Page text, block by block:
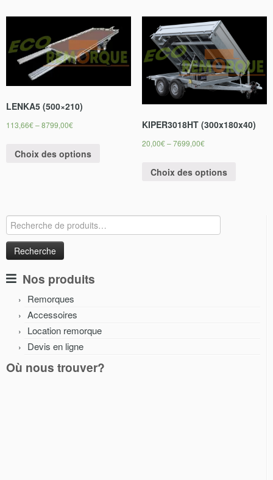
LENKA5 (500×210)
113,66€–8799,00€
Choix des options
KIPER3018HT (300x180x40)
20,00€–7699,00€
Choix des options
Recherche
pour :
Nos produits
Remorques
Accessoires
Location remorque
Devis en ligne
Où nous trouver?